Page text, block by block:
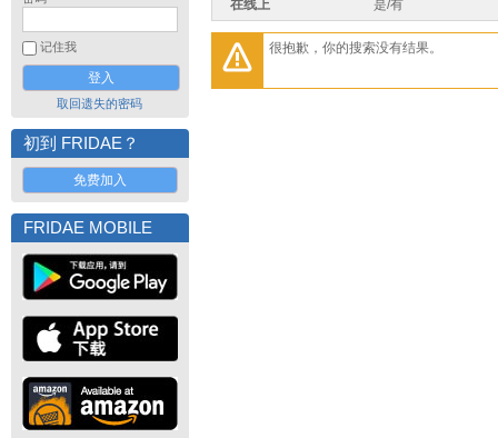
记住我
取回遗失的密码
初到 FRIDAE？
免费加入
FRIDAE MOBILE
在线上
是/有
很抱歉，你的搜索没有结果。